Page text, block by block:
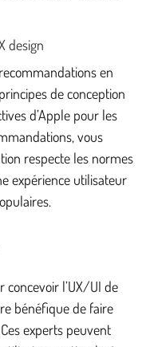
design
en
de conception
d’Apple pour les
vous
respecte les normes
expérience utilisateur
concevoir l’UX/UI de
bénéfique de faire
experts peuvent